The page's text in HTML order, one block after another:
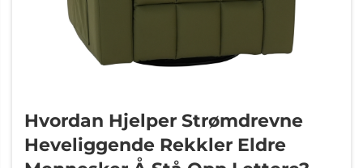
Hvordan Hjelper Strømdrevne
Heveliggende Rekkler Eldre